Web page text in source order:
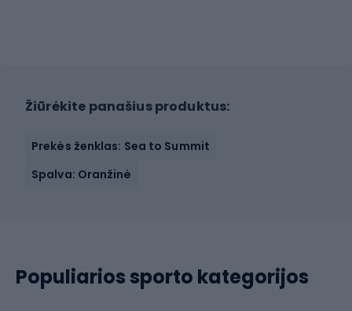
Žiūrėkite panašius produktus:
Prekės ženklas: Sea to Summit
Spalva: Oranžinė
Populiarios sporto kategorijos